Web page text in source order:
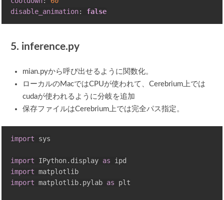
disable_animation: false
5. inference.py
mian.pyから呼び出せるように関数化。
ローカルのMacではCPUが使われて、Cerebrium上では
cudaが使われるように分岐を追加
保存ファイルはCerebrium上では完全パス指定。
import sys
import IPython. display as
import
matplotlib
import matplotlib. pylab as plt